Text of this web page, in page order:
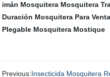
imán Mosquitera Mosquitera
Duración Mosquitera Para
Plegable Mosquitera Mostique
Previous:Insecticida Mosquitera